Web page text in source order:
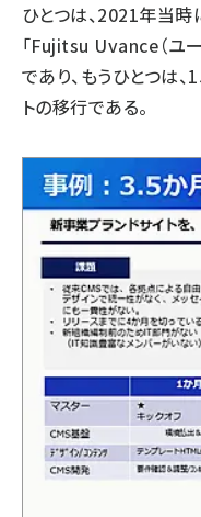
ひとつは、2021年当
「Fujitsu Uvance（ユ
であり、もうひとつは
トの移行である。